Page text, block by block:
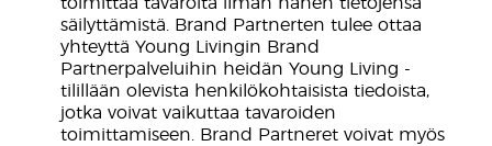
säilyttämistä. Brand Partnerten tulee ottaa
yhteyttä Young Livingin Brand
Partnerpalveluihin heidän Young Living -
tilillään olevista henkilökohtaisista tiedoista,
jotka voivat vaikuttaa tavaroiden
toimittamiseen. Brand Partneret voivat myös